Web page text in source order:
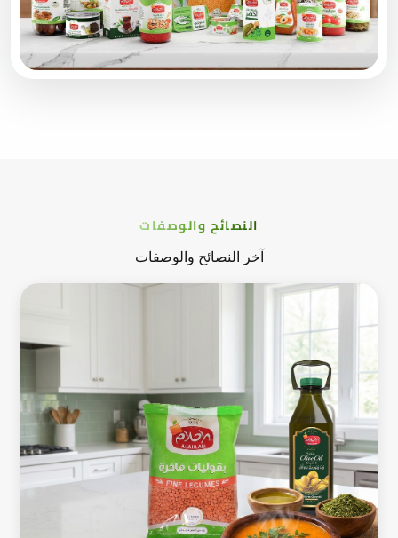
النصائح والوصفات
آخر النصائح والوصفات